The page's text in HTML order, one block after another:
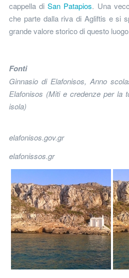
cappella diSan Patapios. Una
che parte dalla riva di Agliftis e si
grande valore storico di questo
Fonti
Ginnasio di Elafonisos, Anno
Elafonisos (Miti e credenze per la
isola)
elafonisos.gov.gr
elafonissos.gr